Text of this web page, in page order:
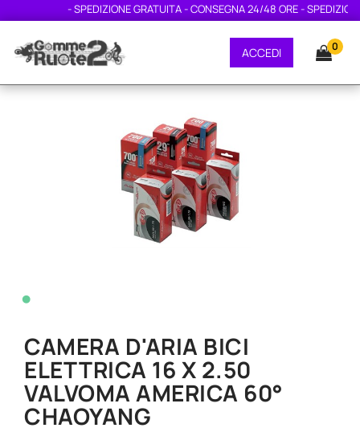
- SPEDIZIONE GRATUITA - CONSEGNA 24/48 ORE -
ACCEDI 0
•
CAMERA D'ARIA BICI
ELETTRICA 16 X 2.50
VALVOMA AMERICA 60°
CHAOYANG